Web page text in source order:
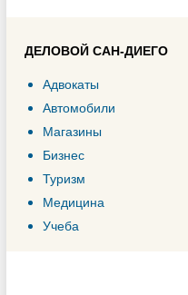
ДЕЛОВОЙ САН-ДИЕГО
Адвокаты
Автомобили
Магазины
Бизнес
Туризм
Медицина
Учеба